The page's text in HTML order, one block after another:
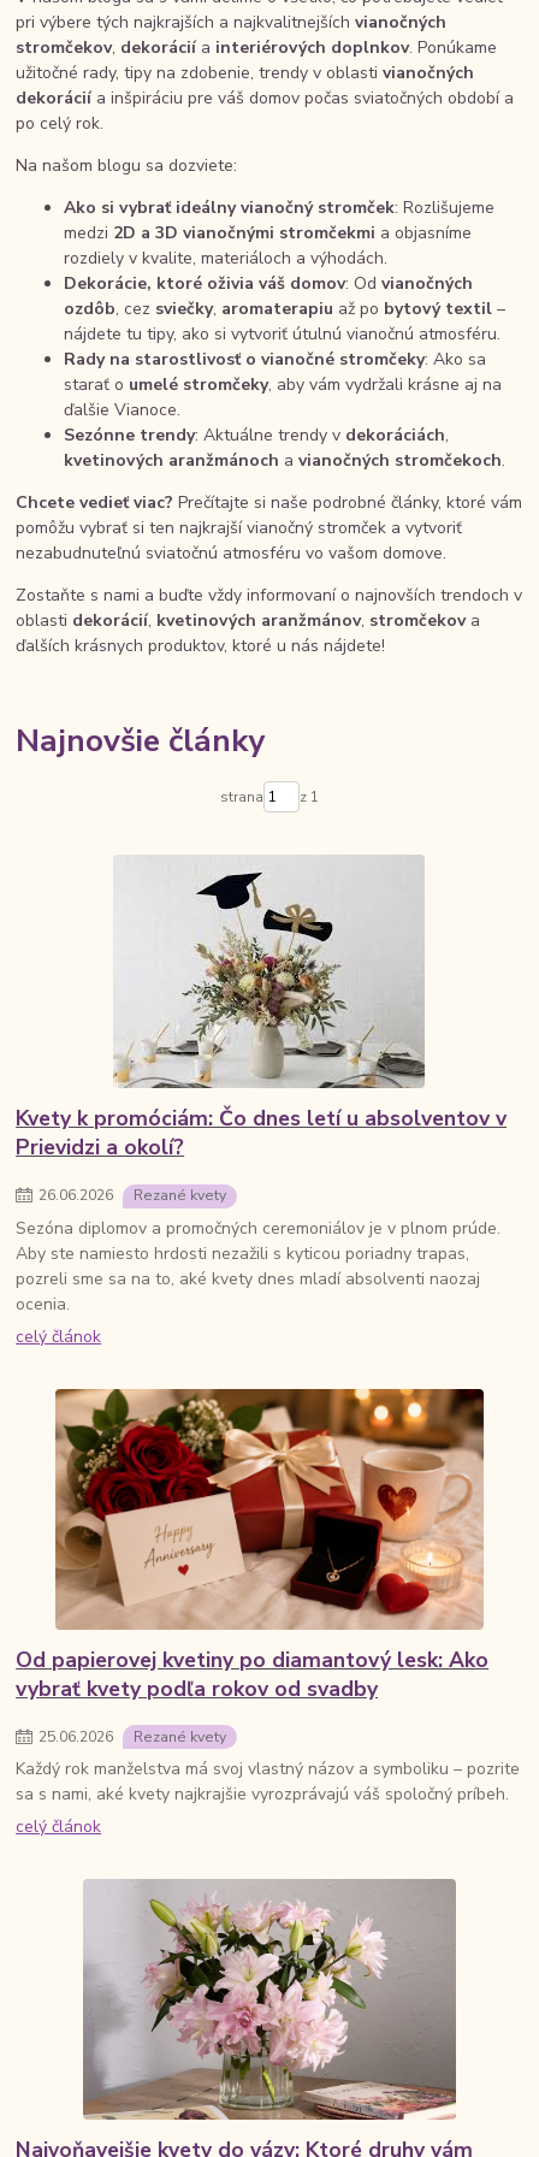
pri výbere tých najkrajších a najkvalitnejšíchvianočných
stromčekov, dekoráciía interiérových doplnkov. Ponúkame
užitočné rady, tipy na zdobenie, trendy v oblastivianočných
dekoráciía inšpiráciu pre váš domov počas sviatočných období a
po celý rok.
Na našom blogu sa dozviete:
Ako si vybrať ideálny vianočný stromček: Rozlišujeme
medzi 2D a 3D vianočnými stromčekmi a objasníme
rozdiely v kvalite, materiáloch a výhodách.
Dekorácie, ktoré oživia váš domov: Odvianočných
ozdôb, cez sviečky, aromaterapiu až po bytový textil –
nájdete tu tipy, ako si vytvoriť útulnú vianočnú atmosféru.
Rady na starostlivosť o vianočné stromčeky: Ako sa
starať o umelé stromčeky, aby vám vydržali krásne aj na
ďalšie Vianoce.
Sezónne trendy: Aktuálne trendy v dekoráciách,
kvetinových aranžmánoch avianočných stromčekoch.
Chcete vedieť viac? Prečítajte si naše podrobné články, ktoré vám
pomôžu vybrať si ten najkrajší vianočný stromček a vytvoriť
nezabudnuteľnú sviatočnú atmosféru vo vašom domove.
Zostaňte s nami a buďte vždy informovaní o najnovších trendoch v
oblasti dekorácií, kvetinových aranžmánov, stromčekova
ďalších krásnych produktov, ktoré u nás nájdete!
Najnovšie články
strana z 1
Kvety k promóciám: Čo dnes letí u absolventov v
Prievidzi a okolí?
26.06.2026 Rezané kvety
Sezóna diplomov a promočných ceremoniálov je v plnom prúde.
Aby ste namiesto hrdosti nezažili s kyticou poriadny trapas,
pozreli sme sa na to, aké kvety dnes mladí absolventi naozaj
ocenia.
celý článok
Od papierovej kvetiny po diamantový lesk: Ako
vybrať kvety podľa rokov od svadby
25.06.2026 Rezané kvety
Každý rok manželstva má svoj vlastný názov a symboliku – pozrite
sa s nami, aké kvety najkrajšie vyrozprávajú váš spoločný príbeh.
celý článok
Najvoňavejšie kvety do vázy: Ktoré druhy vám